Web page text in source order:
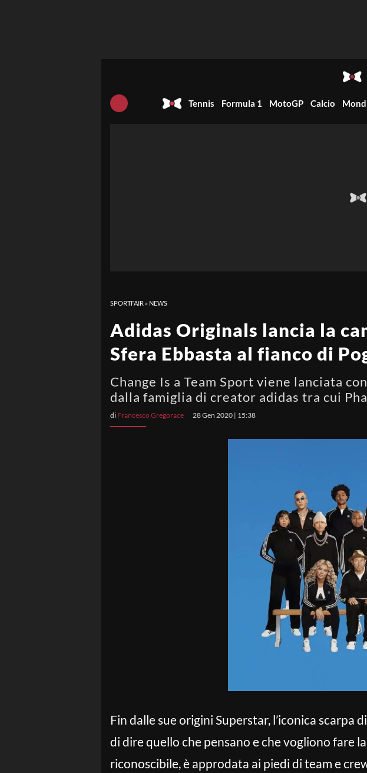
Tennis Formula 1 MotoGP Calcio
SPORTFAIR » NEWS
Adidas Originals lancia la
Sfera Ebbasta al fianco di
Change Is a Team Sport viene lanciata
dalla famiglia di creator adidas tra cui
di Francesco Gregorace 28 Gen 2020 | 15:38
Fin dalle sue origini Superstar, l’iconica scarpa di
di dire quello che pensano e che vogliono fare
riconoscibile, è approdata ai piedi di team e